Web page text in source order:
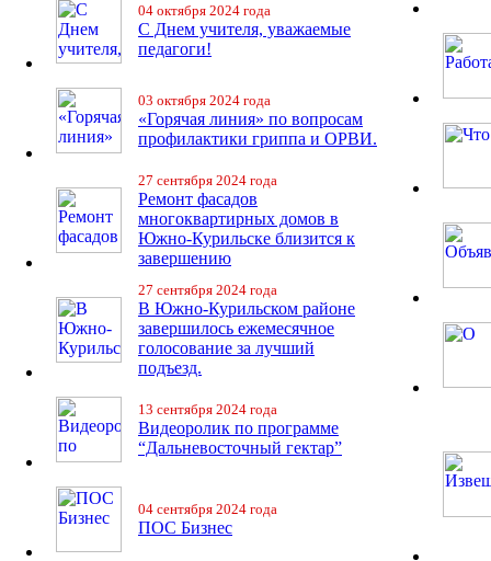
04 октября 2024 года
С Днем учителя, уважаемые
педагоги!
03 октября 2024 года
«Горячая линия» по вопросам
профилактики гриппа и ОРВИ.
27 сентября 2024 года
Ремонт фасадов
многоквартирных домов в
Южно-Курильске близится к
завершению
27 сентября 2024 года
В Южно-Курильском районе
завершилось ежемесячное
голосование за лучший
подъезд.
13 сентября 2024 года
Видеоролик по программе
“Дальневосточный гектар”
04 сентября 2024 года
ПОС Бизнес